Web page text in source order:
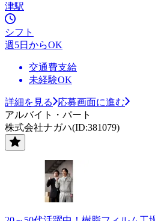
津駅
シフト
週5日からOK
交通費支給
未経験OK
詳細を見る
応募画面に進む
アルバイト・パート
株式会社ナガハ(ID:381079)